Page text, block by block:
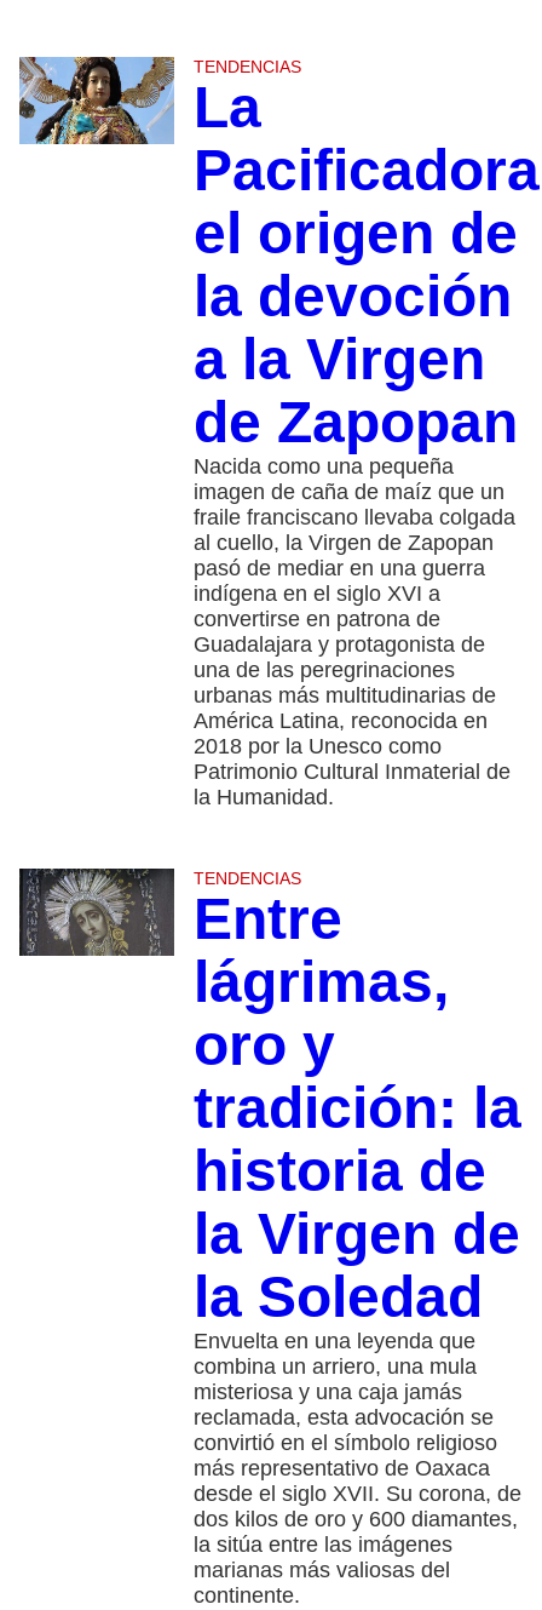
TENDENCIAS
La
el origen de
la devoción
a la Virgen
de Zapopan
Nacida como una pequeña
imagen de caña de maíz que un
fraile franciscano llevaba colgada
al cuello, la Virgen de Zapopan
pasó de mediar en una guerra
indígena en el siglo XVI a
convertirse en patrona de
Guadalajara y protagonista de
una de las peregrinaciones
urbanas más multitudinarias de
América Latina, reconocida en
2018 por la Unesco como
Patrimonio Cultural Inmaterial de
la Humanidad.
TENDENCIAS
Entre
lágrimas,
oro y
tradición: la
historia de
la Virgen de
la Soledad
Envuelta en una leyenda que
combina un arriero, una mula
misteriosa y una caja jamás
reclamada, esta advocación se
convirtió en el símbolo religioso
más representativo de Oaxaca
desde el siglo XVII. Su corona, de
dos kilos de oro y 600 diamantes,
la sitúa entre las imágenes
marianas más valiosas del
continente.